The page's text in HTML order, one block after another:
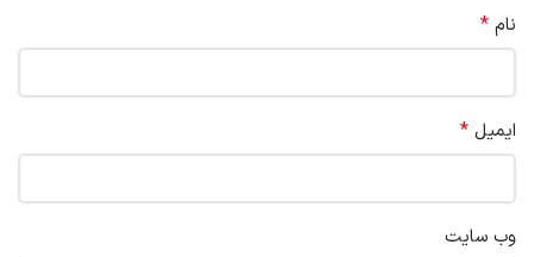
نام *
ایمیل *
وب‌ سایت